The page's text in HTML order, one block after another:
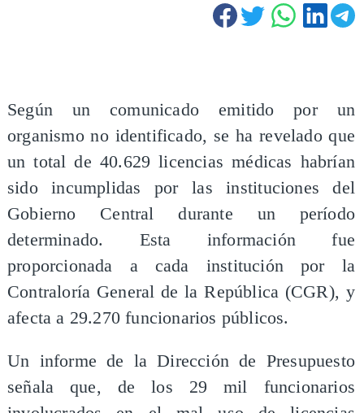
Según un comunicado emitido por un
organismo no identificado, se ha revelado que
un total de 40.629 licencias médicas habrían
sido incumplidas por las instituciones del
Gobierno Central durante un período
determinado. Esta información fue
proporcionada a cada institución por la
Contraloría General de la República (CGR), y
afecta a 29.270 funcionarios públicos.
Un informe de la Dirección de Presupuesto
señala que, de los 29 mil funcionarios